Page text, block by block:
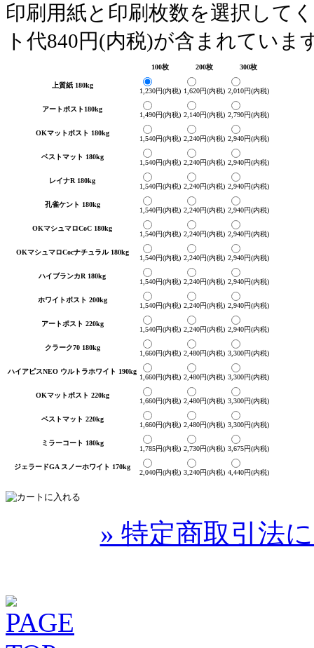
印刷用紙と印刷枚数を選択して
ト代840円(内税)が含まれていま
100枚 200枚 300枚
上質紙 180kg
1,230円(内税) 1,620円(内税) 2,010円(内税)
アートポスト180kg
1,490円(内税) 2,140円(内税) 2,790円(内税)
OKマットポスト 180kg
1,540円(内税) 2,240円(内税) 2,940円(内税)
ベストマット 180kg
1,540円(内税) 2,240円(内税) 2,940円(内税)
レイナR 180kg
1,540円(内税) 2,240円(内税) 2,940円(内税)
孔雀ケント 180kg
1,540円(内税) 2,240円(内税) 2,940円(内税)
OKマシュマロCoC 180kg
1,540円(内税) 2,240円(内税) 2,940円(内税)
OKマシュマロCocナチュラル 180kg
1,540円(内税) 2,240円(内税) 2,940円(内税)
ハイブランカR 180kg
1,540円(内税) 2,240円(内税) 2,940円(内税)
ホワイトポスト 200kg
1,540円(内税) 2,240円(内税) 2,940円(内税)
アートポスト 220kg
1,540円(内税) 2,240円(内税) 2,940円(内税)
クラーク70 180kg
1,660円(内税) 2,480円(内税) 3,300円(内税)
ハイアピスNEO ウルトラホワイト 190kg
1,660円(内税) 2,480円(内税) 3,300円(内税)
OKマットポスト 220kg
1,660円(内税) 2,480円(内税) 3,300円(内税)
ベストマット 220kg
1,660円(内税) 2,480円(内税) 3,300円(内税)
ミラーコート 180kg
1,785円(内税) 2,730円(内税) 3,675円(内税)
ジェラードGA スノーホワイト 170kg
2,040円(内税) 3,240円(内税) 4,440円(内税)
» 特定商取引法